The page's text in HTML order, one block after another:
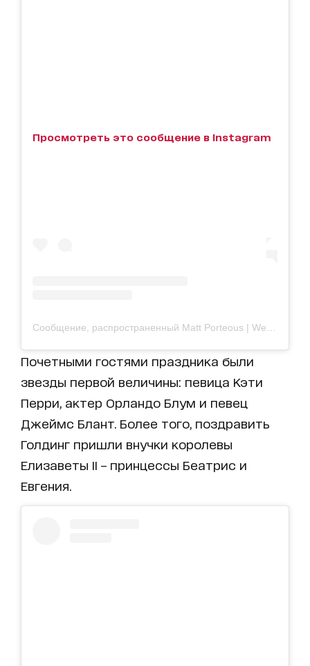
Просмотреть это сообщение в Instagram
Почетными гостями праздника были
звезды первой величины: певица Кэти
Перри, актер Орландо Блум и певец
Джеймс Блант. Более того, поздравить
Голдинг пришли внучки королевы
Елизаветы II – принцессы Беатрис и
Евгения.